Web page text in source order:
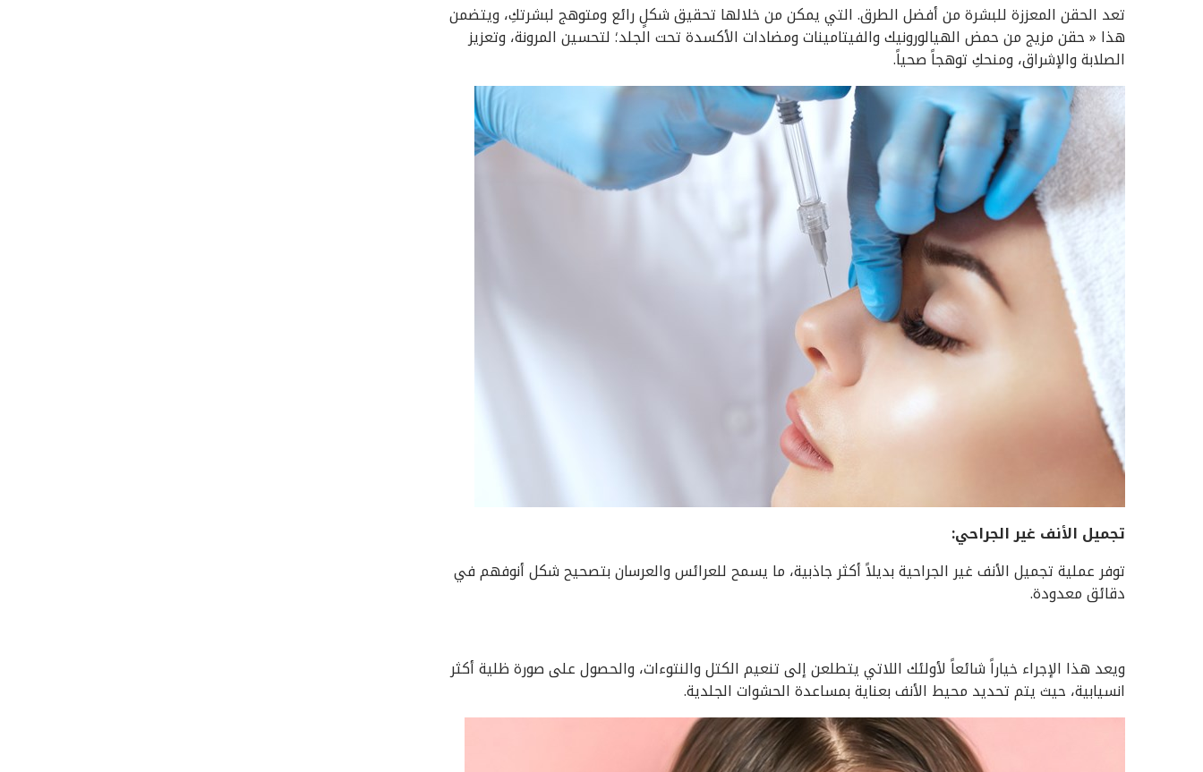
تعد الحقن المعززة للبشرة من أفضل الطرق. التي يمكن من خلالها تحقيق شكلٍ رائع ومتوهج لبشرتكِ، ويتضمن
هذا « حقن مزيج من حمض الهيالورونيك والفيتامينات ومضادات الأكسدة تحت الجلد؛ لتحسين المرونة، وتعزيز
الصلابة والإشراق، ومنحكِ توهجاً صحياً.
تجميل الأنف غير الجراحي:
توفر عملية تجميل الأنف غير الجراحية بديلاً أكثر جاذبية، ما يسمح للعرائس والعرسان بتصحيح شكل أنوفهم في
دقائق معدودة.
ويعد هذا الإجراء خياراً شائعاً لأولئك اللاتي يتطلعن إلى تنعيم الكتل والنتوءات، والحصول على صورة ظلية أكثر
انسيابية، حيث يتم تحديد محيط الأنف بعناية بمساعدة الحشوات الجلدية.